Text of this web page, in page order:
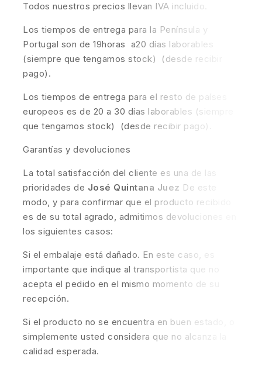
Todos nuestros precios llevan IVA incluido.
Los tiempos de entrega para la Península y
Portugal son de 19horas a20 días laborables
(siempre que tengamos stock) (desde recibir
pago).
Los tiempos de entrega para el resto de países
europeos es de 20 a 30 días laborables (siempre
que tengamos stock) (desde recibir pago).
Garantías y devoluciones
La total satisfacción del cliente es una de las
prioridades de José Quintana Juez De este
modo, y para confirmar que el producto recibido
es de su total agrado, admitimos devoluciones en
los siguientes casos:
Si el embalaje está dañado. En este caso, es
importante que indique al transportista que no
acepta el pedido en el mismo momento de su
recepción.
Si el producto no se encuentra en buen estado, o
simplemente usted considera que no alcanza la
calidad esperada.